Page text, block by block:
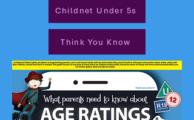
Childnet Under 5s
Think You Know